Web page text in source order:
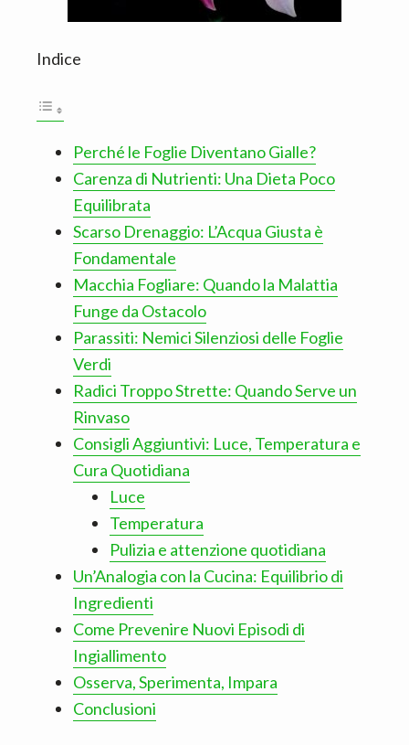
Indice
Perché le Foglie Diventano Gialle?
Carenza di Nutrienti: Una Dieta Poco
Equilibrata
Scarso Drenaggio: L’Acqua Giusta è
Fondamentale
Macchia Fogliare: Quando la Malattia
Funge da Ostacolo
Parassiti: Nemici Silenziosi delle Foglie
Verdi
Radici Troppo Strette: Quando Serve un
Rinvaso
Consigli Aggiuntivi: Luce, Temperatura e
Cura Quotidiana
Luce
Temperatura
Pulizia e attenzione quotidiana
Un’Analogia con la Cucina: Equilibrio di
Ingredienti
Come Prevenire Nuovi Episodi di
Ingiallimento
Osserva, Sperimenta, Impara
Conclusioni